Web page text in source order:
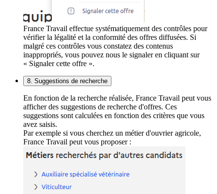
France Travail effectue systématiquement des contrôles pour
vérifier la légalité et la conformité des offres diffusées. Si
malgré ces contrôles vous constatez des contenus
inappropriés, vous pouvez nous le signaler en cliquant sur
« Signaler cette offre ».
8. Suggestions de recherche
En fonction de la recherche réalisée, France Travail peut vous
afficher des suggestions de recherche d'offres. Ces
suggestions sont calculées en fonction des critères que vous
avez saisis.
Par exemple si vous cherchez un métier d'ouvrier agricole,
France Travail peut vous proposer :